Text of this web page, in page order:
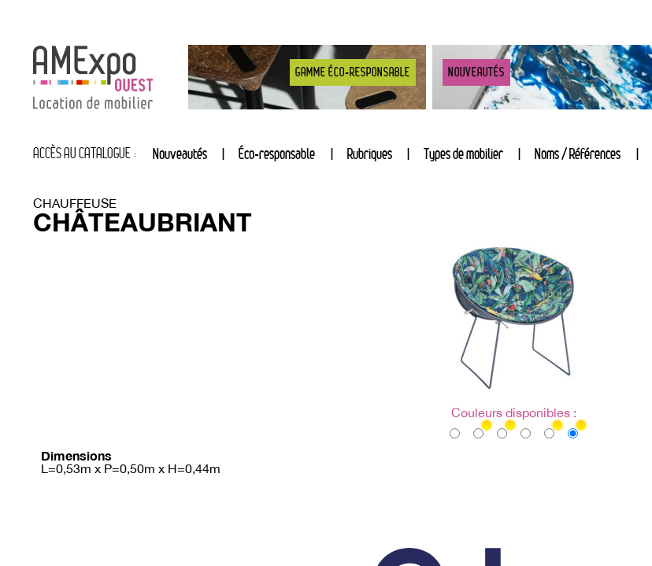
GAMME ÉCO-RESPONSABLE NOUVEAUTÉS
ACCÈS AU CATALOGUE : Nouveautés Éco-responsable Rubriques Types de mobilier Noms / Références
CHAUFFEUSE
CHÂTEAUBRIANT
Couleurs disponibles :
Dimensions
L=0,53m x P=0,50m x H=0,44m